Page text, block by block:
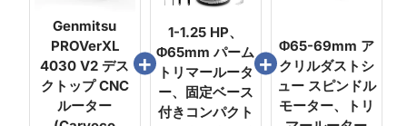
Genmitsu
PROVerXL
4030 V2 デス
クトップ CNC
ルーター
1-1.25 HP、
Φ65mm パーム
トリマールータ
ー、固定ベース
付きコンパクト
Φ65-69mm ア
クリルダストシ
ュー スピンドル
モーター、トリ